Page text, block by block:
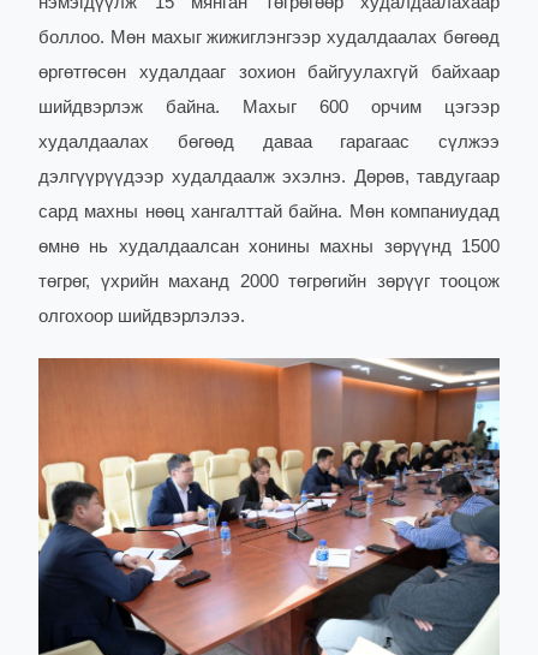
боллоо. Мөн махыг жижиглэнгээр худалдаалах бөгөөд
өргөтгөсөн худалдааг зохион байгуулахгүй байхаар
шийдвэрлэж байна. Махыг 600 орчим цэгээр
худалдаалах бөгөөд даваа гарагаас сүлжээ
дэлгүүрүүдээр худалдаалж эхэлнэ. Дөрөв, тавдугаар
сард махны нөөц хангалттай байна. Мөн компаниудад
өмнө нь худалдаалсан хонины махны зөрүүнд 1500
төгрөг, үхрийн маханд 2000 төгрөгийн зөрүүг тооцож
олгохоор шийдвэрлэлээ.